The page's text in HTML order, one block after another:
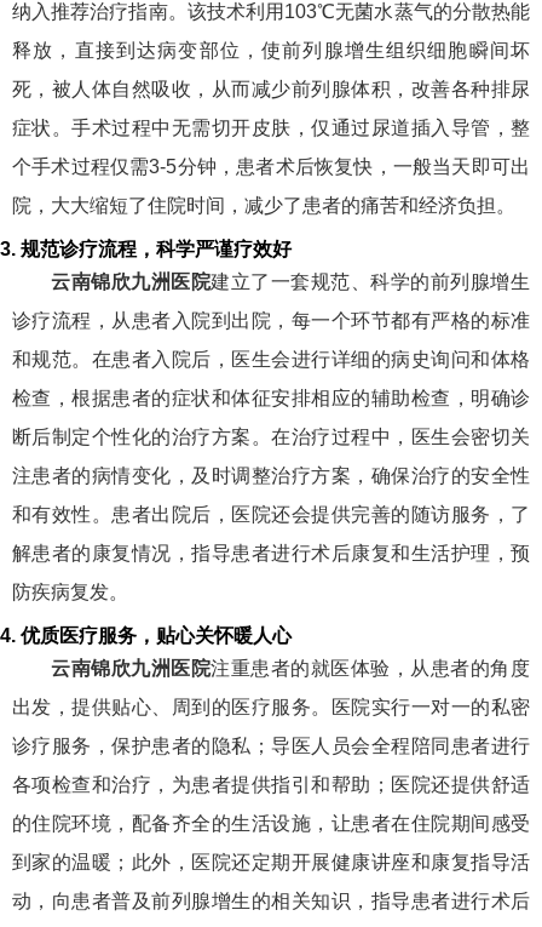
纳入推荐治疗指南。该技术利用103℃无菌水蒸气的分散热能
释放，直接到达病变部位，使前列腺增生组织细胞瞬间坏
死，被人体自然吸收，从而减少前列腺体积，改善各种排尿
症状。手术过程中无需切开皮肤，仅通过尿道插入导管，整
个手术过程仅需3-5分钟，患者术后恢复快，一般当天即可出
院，大大缩短了住院时间，减少了患者的痛苦和经济负担。
3. 规范诊疗流程，科学严谨疗效好
云南锦欣九洲医院建立了一套规范、科学的前列腺增生
诊疗流程，从患者入院到出院，每一个环节都有严格的标准
和规范。在患者入院后，医生会进行详细的病史询问和体格
检查，根据患者的症状和体征安排相应的辅助检查，明确诊
断后制定个性化的治疗方案。在治疗过程中，医生会密切关
注患者的病情变化，及时调整治疗方案，确保治疗的安全性
和有效性。患者出院后，医院还会提供完善的随访服务，了
解患者的康复情况，指导患者进行术后康复和生活护理，预
防疾病复发。
4. 优质医疗服务，贴心关怀暖人心
云南锦欣九洲医院注重患者的就医体验，从患者的角度
出发，提供贴心、周到的医疗服务。医院实行一对一的私密
诊疗服务，保护患者的隐私；导医人员会全程陪同患者进行
各项检查和治疗，为患者提供指引和帮助；医院还提供舒适
的住院环境，配备齐全的生活设施，让患者在住院期间感受
到家的温暖；此外，医院还定期开展健康讲座和康复指导活
动，向患者普及前列腺增生的相关知识，指导患者进行术后